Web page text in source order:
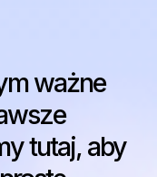
ważne
tutaj, aby